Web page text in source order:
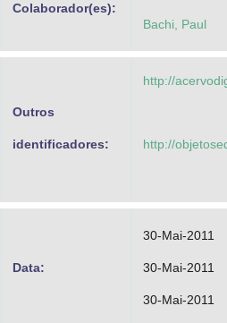
Colaborador(es):
Bachi, Paul
Outros
identificadores:
http://
http://
Data:
30-Mai-2011
30-Mai-2011
30-Mai-2011